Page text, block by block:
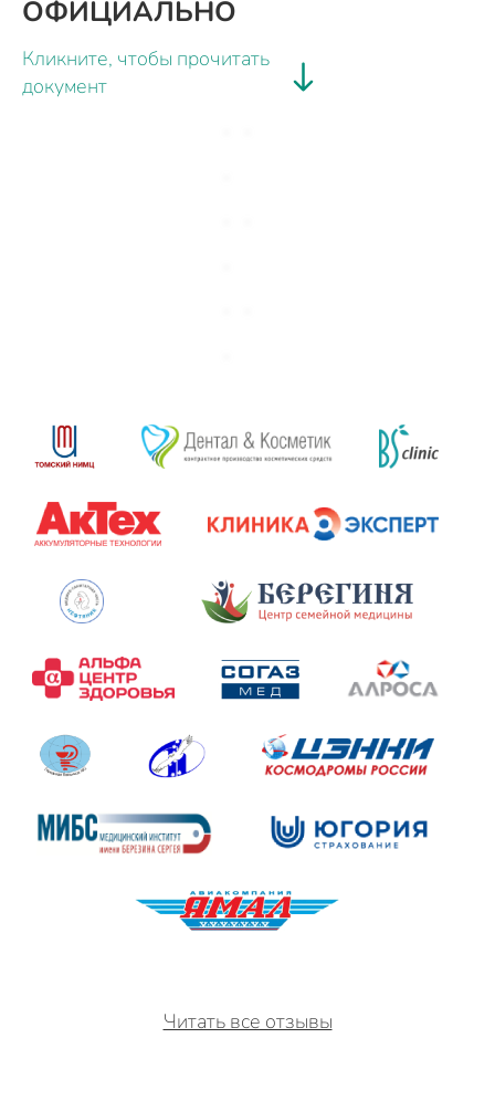
ОФИЦИАЛЬНО
Кликните, чтобы прочитать
документ
Читать все отзывы